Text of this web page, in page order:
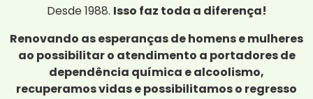
Desde 1988. Isso faz toda a diferença!
Renovando as esperanças de homens e mulheres
ao possibilitar o atendimento a portadores de
dependência química e alcoolismo,
recuperamos vidas e possibilitamos o regresso